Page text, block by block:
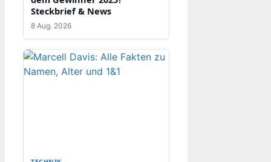
Steckbrief & News
8 Aug. 2026